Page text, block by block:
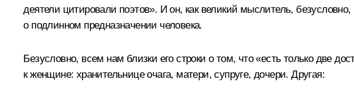
деятели цитировали поэтов». И он, как великий мыслитель,
о подлинном предназначении человека.
Безусловно, всем нам близки его строки о том, что «есть только две
к женщине: хранительнице очага, матери, супруге, дочери. Другая: